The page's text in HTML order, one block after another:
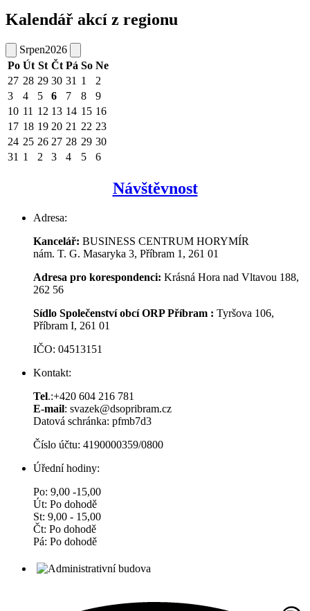
Kalendář akcí z regionu
Srpen2026
Po Út St Čt Pá So Ne
27 28 29 30 31 1
2
3
4 5 6 7 8
9
10 11 12 13 14 15 16
17 18 19 20 21 22 23
24 25 26 27 28 29 30
31 1 2 3 4 5 6
Návštěvnost
Adresa:
Kancelář: BUSINESS CENTRUM HORYMÍR
nám. T. G. Masaryka 3, Příbram 1, 261 01
Adresa pro korespondenci: Krásná Hora nad Vltavou 188,
262 56
Sídlo Společenství obcí ORP Příbram : Tyršova 106,
Příbram I, 261 01
IČO: 04513151
Kontakt:
Tel.:+420 604 216 781
E-mail: svazek@dsopribram.cz
Datová schránka: pfmb7d3
Číslo účtu: 4190000359/0800
Úřední hodiny:
Po: 9,00 -15,00
Út: Po dohodě
St: 9,00 - 15,00
Čt: Po dohodě
Pá: Po dohodě